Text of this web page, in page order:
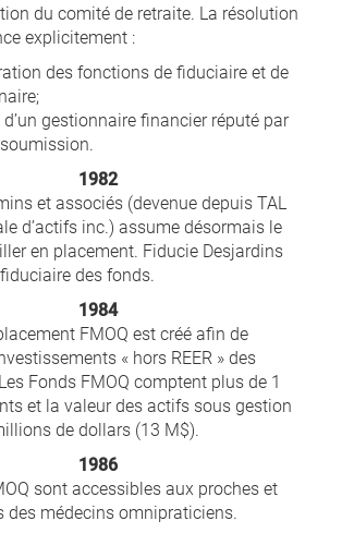
du comité de retraite. La résolution
explicitement :
des fonctions de fiduciaire et de
gestionnaire financier réputé par
1982
et associés (devenue depuis TAL
d’actifs inc.) assume désormais le
en placement. Fiducie Desjardins
des fonds.
1984
FMOQ est créé afin de
« hors REER » des
Fonds FMOQ comptent plus de 1
et la valeur des actifs sous gestion
de dollars (13 M$).
1986
sont accessibles aux proches et
des médecins omnipraticiens.